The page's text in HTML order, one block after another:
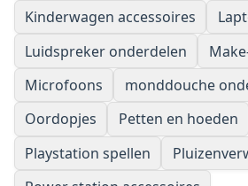
Kinderwagen accessoires
Luidspreker onderdelen
Microfoons
monddouche
Oordopjes
Petten en hoeden
Playstation spellen